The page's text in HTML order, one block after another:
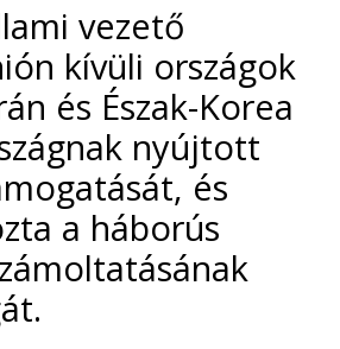
vezető
kívüli országok
és Észak-Korea
nyújtott
és
a háborús